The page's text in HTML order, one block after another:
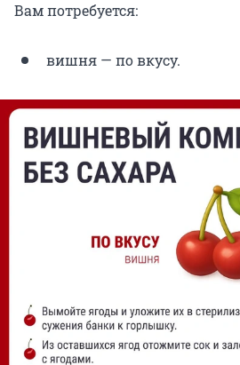
Вам потребуется:
вишня — по вкусу.